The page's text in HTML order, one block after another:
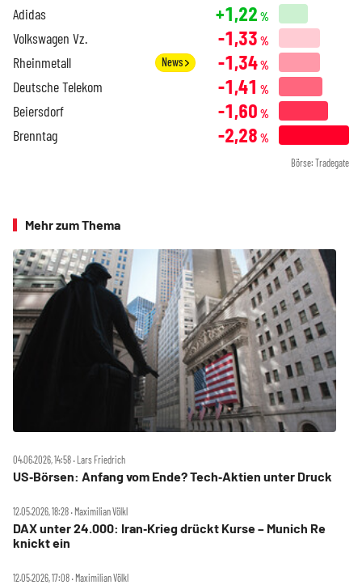
Adidas +1,22 %
Volkswagen Vz. -1,33 %
Rheinmetall News -1,34%
Deutsche Telekom -1,41 %
Beiersdorf -1,60 %
Brenntag -2,28 %
Börse: Tradegate
Mehr zum Thema
04.06.2026, 14:58 ‧ Lars Friedrich
US‑Börsen: Anfang vom Ende? Tech‑Aktien unter Druck
12.05.2026, 18:28 ‧ Maximilian Völkl
DAX unter 24.000: Iran‑Krieg drückt Kurse – Munich Re
knickt ein
12.05.2026, 17:08 ‧ Maximilian Völkl